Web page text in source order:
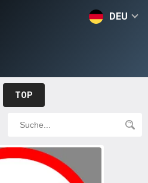
DEU
TOP